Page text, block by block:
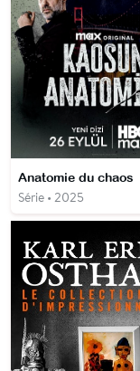
Anatomie du chaos
Série • 2025